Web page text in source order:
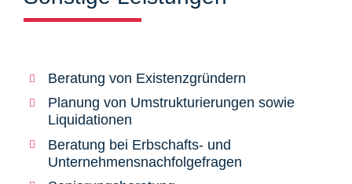
Beratung von Existenzgründern
Planung von Umstrukturierungen sowie
Liquidationen
Beratung bei Erbschafts- und
Unternehmensnachfolgefragen